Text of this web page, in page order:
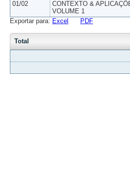
01/02
CONTEXTO &
VOLUME 1
Exportar para: Excel PDF
Total